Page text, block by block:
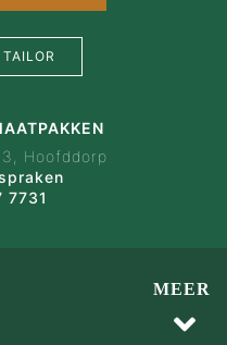
Hoofddorp
7731
MEER